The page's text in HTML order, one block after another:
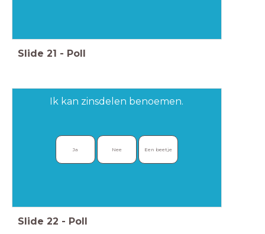
Slide 21 - Poll
Ik kan zinsdelen benoemen.
Ja Nee Een beetje
Slide 22 - Poll